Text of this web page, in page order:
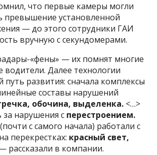
что первые камеры могли
превышение установленной
— до этого сотрудники ГАИ
вручную с секундомерами.
«фены» — их помнят многие
водители. Далее технологии
развития: сначала комплексы
составы нарушений
обочина, выделенка. <…>
нарушения с перестроением.
с самого начала) работали с
перекрестках: красный свет,
рассказали в компании.